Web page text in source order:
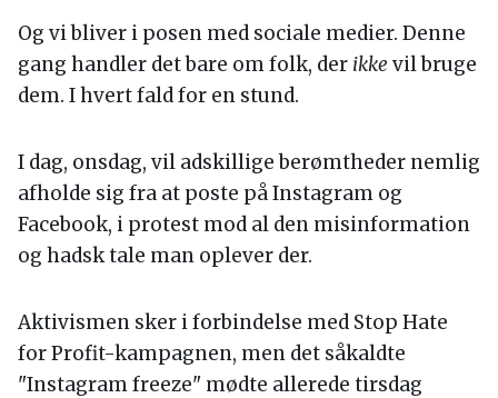
Og vi bliver i posen med sociale medier. Denne
gang handler det bare om folk, der ikke vil bruge
dem. I hvert fald for en stund.
I dag, onsdag, vil adskillige berømtheder nemlig
afholde sig fra at poste på Instagram og
Facebook, i protest mod al den misinformation
og hadsk tale man oplever der.
Aktivismen sker i forbindelse med Stop Hate
for Profit-kampagnen, men det såkaldte
"Instagram freeze" mødte allerede tirsdag